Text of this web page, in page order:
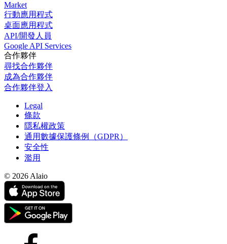
Market
行動應用程式
桌面應用程式
API/開發人員
Google API Services
合作夥伴
尋找合作夥伴
成為合作夥伴
合作夥伴登入
Legal
條款
隱私權政策
通用數據保護條例（GDPR）
安全性
濫用
© 2026 Alaio